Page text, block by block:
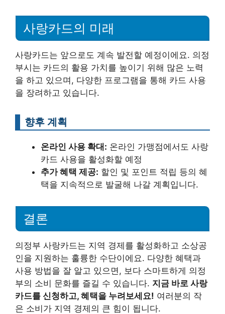
사랑카드의 미래
사랑카드는 앞으로도 계속 발전할 예정이에요. 의정
부시는 카드의 활용 가치를 높이기 위해 많은 노력
을 하고 있으며, 다양한 프로그램을 통해 카드 사용
을 장려하고 있습니다.
향후 계획
온라인 사용 확대: 온라인 가맹점에서도 사랑
카드 사용을 활성화할 예정
추가 혜택 제공: 할인 및 포인트 적립 등의 혜
택을 지속적으로 발굴해 나갈 계획입니다.
결론
의정부 사랑카드는 지역 경제를 활성화하고 소상공
인을 지원하는 훌륭한 수단이에요. 다양한 혜택과
사용 방법을 잘 알고 있으면, 보다 스마트하게 의정
부의 소비 문화를 즐길 수 있습니다. 지금 바로 사랑
카드를 신청하고, 혜택을 누려보세요! 여러분의 작
은 소비가 지역 경제의 큰 힘이 됩니다.